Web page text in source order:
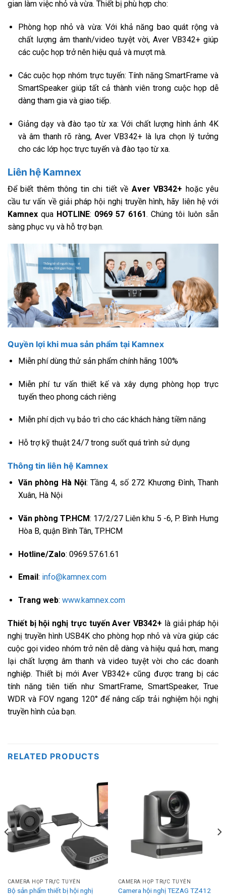
gian làm việc nhỏ và vừa. Thiết bị phù hợp cho:
Phòng họp nhỏ và vừa: Với khả năng bao quát rộng và
chất lượng âm thanh/video tuyệt vời, Aver VB342+ giúp
các cuộc họp trở nên hiệu quả và mượt mà.
Các cuộc họp nhóm trực tuyến: Tính năng SmartFrame và
SmartSpeaker giúp tất cả thành viên trong cuộc họp dễ
dàng tham gia và giao tiếp.
Giảng dạy và đào tạo từ xa: Với chất lượng hình ảnh 4K
và âm thanh rõ ràng, Aver VB342+ là lựa chọn lý tưởng
cho các lớp học trực tuyến và đào tạo từ xa.
Liên hệ Kamnex
Để biết thêm thông tin chi tiết về Aver VB342+ hoặc yêu
cầu tư vấn về giải pháp hội nghị truyền hình, hãy liên hệ với
Kamnex qua HOTLINE: 0969 57 6161. Chúng tôi luôn sẵn
sàng phục vụ và hỗ trợ bạn.
Quyền lợi khi mua sản phẩm tại Kamnex
Miễn phí dùng thử sản phẩm chính hãng 100%
Miễn phí tư vấn thiết kế và xây dựng phòng họp trực
tuyến theo phong cách riêng
Miễn phí dịch vụ bảo trì cho các khách hàng tiềm năng
Hỗ trợ kỹ thuật 24/7 trong suốt quá trình sử dụng
Thông tin liên hệ Kamnex
Văn phòng Hà Nội: Tầng 4, số 272 Khương Đình, Thanh
Xuân, Hà Nội
Văn phòng TP.HCM: 17/2/27 Liên khu 5 -6, P. Bình Hưng
Hòa B, quận Bình Tân, TP.HCM
Hotline/Zalo: 0969.57.61.61
Email : info@kamnex.com
Trang web: www.kamnex.com
Thiết bị hội nghị trực tuyến Aver VB342+ là giải pháp hội
nghị truyền hình USB4K cho phòng họp nhỏ và vừa giúp các
cuộc gọi video nhóm trở nên dễ dàng và hiệu quả hơn, mang
lại chất lượng âm thanh và video tuyệt vời cho các doanh
nghiệp. Thiết bị mới Aver VB342+ cũng được trang bị các
tính năng tiên tiến như SmartFrame, SmartSpeaker, True
WDR và FOV ngang 120° để nâng cấp trải nghiệm hội nghị
truyền hình của bạn.
RELATED PRODUCTS
CAMERA HỌP TRỰC TUYẾN
Bộ sản phẩm thiết bị hội nghị
CAMERA HỌP TRỰC TUYẾN
Camera hội nghị TEZAG TZ412